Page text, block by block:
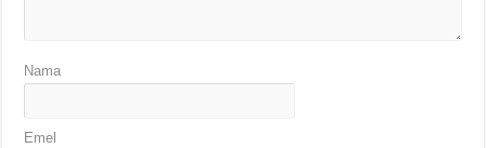
Nama
Emel